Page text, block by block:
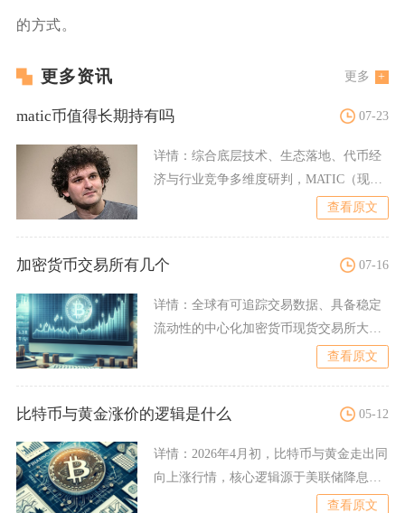
的方式。
更多资讯 更多
matic币值得长期持有吗 07-23
详情： 综合底层技术、生态落地、代币经
济与行业竞争多维度研判，MATIC（现已
查看原文
加密货币交易所有几个 07-16
详情： 全球有可追踪交易数据、具备稳定
流动性的中心化加密货币现货交易所大约
查看原文
比特币与黄金涨价的逻辑是什么 05-12
详情： 2026年4月初，比特币与黄金走出同
向上涨行情，核心逻辑源于美联储降息预
查看原文